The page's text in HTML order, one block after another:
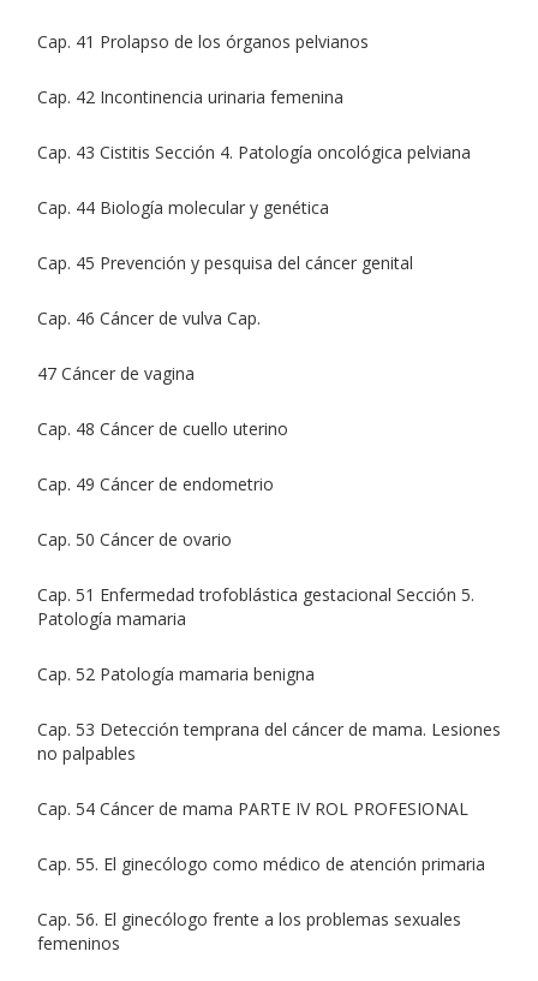
Cap. 41 Prolapso de los órganos pelvianos
Cap. 42 Incontinencia urinaria femenina
Cap. 43 Cistitis Sección 4. Patología oncológica pelviana
Cap. 44 Biología molecular y genética
Cap. 45 Prevención y pesquisa del cáncer genital
Cap. 46 Cáncer de vulva Cap.
47 Cáncer de vagina
Cap. 48 Cáncer de cuello uterino
Cap. 49 Cáncer de endometrio
Cap. 50 Cáncer de ovario
Cap. 51 Enfermedad trofoblástica gestacional Sección 5.
Patología mamaria
Cap. 52 Patología mamaria benigna
Cap. 53 Detección temprana del cáncer de mama. Lesiones
no palpables
Cap. 54 Cáncer de mama PARTE IV ROL PROFESIONAL
Cap. 55. El ginecólogo como médico de atención primaria
Cap. 56. El ginecólogo frente a los problemas sexuales
femeninos